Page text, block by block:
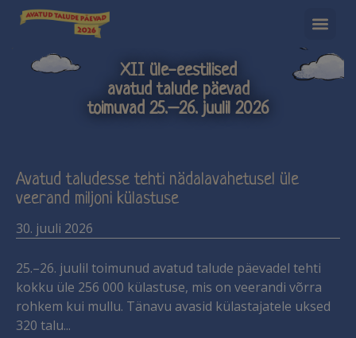
XII üle-eestilised
avatud talude päevad
toimuvad 25.–26. juulil 2026
Avatud taludesse tehti nädalavahetusel üle
veerand miljoni külastuse
30. juuli 2026
25.–26. juulil toimunud avatud talude päevadel tehti
kokku üle 256 000 külastuse, mis on veerandi võrra
rohkem kui mullu. Tänavu avasid külastajatele uksed
320 talu